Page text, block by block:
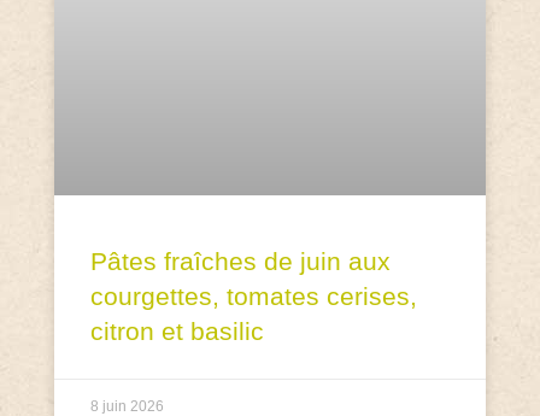
Pâtes fraîches de juin aux
courgettes, tomates cerises,
citron et basilic
8 juin 2026